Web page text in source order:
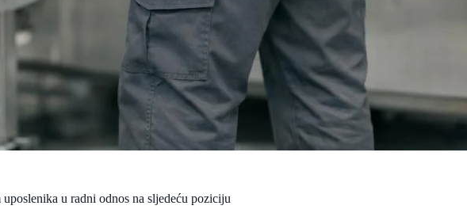
u radni odnos na sljedeću poziciju